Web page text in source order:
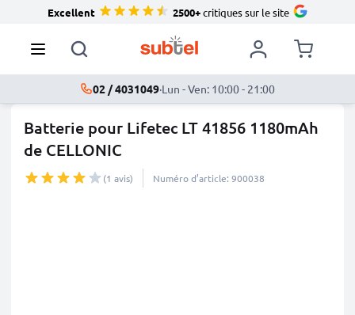
Excellent 2500+critiques sur le site
02 / 4031049·Lun - Ven: 10:00 - 21:00
Batterie pour Lifetec LT 41856 1180mAh
de CELLONIC
(1 avis) Numéro d’article: 900038